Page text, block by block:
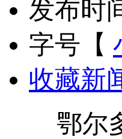
发布时
字号【
收藏新
鄂尔多